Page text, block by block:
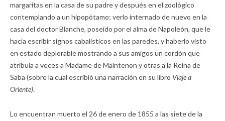
margaritas en la casa de su padre y después en el zoológico
contemplando a un hipopótamo; verlo internado de nuevo en la
casa del doctor Blanche, poseído por el alma de Napoleón, que le
hacía escribir signos cabalísticos en las paredes, y haberlo visto
en estado deplorable mostrando a sus amigos un cordón que
atribuía a veces a Madame de Maintenon y otras a la Reina de
Saba (sobre la cual escribió una narración en su libro Viaje a
Oriente).
Lo encuentran muerto el 26 de enero de 1855 a las siete de la